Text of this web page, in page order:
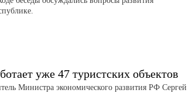
уже 47 туристских объектов
Министра экономического развития РФ Сергей